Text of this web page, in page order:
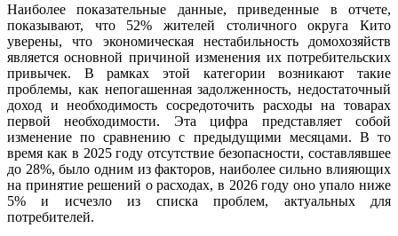
Наиболее показательные данные, приведенные в отчете,
показывают, что 52% жителей столичного округа Кито
уверены, что экономическая нестабильность домохозяйств
является основной причиной изменения их потребительских
привычек. В рамках этой категории возникают такие
проблемы, как непогашенная задолженность, недостаточный
доход и необходимость сосредоточить расходы на товарах
первой необходимости. Эта цифра представляет собой
изменение по сравнению с предыдущими месяцами. В то
время как в 2025 году отсутствие безопасности, составлявшее
до 28%, было одним из факторов, наиболее сильно влияющих
на принятие решений о расходах, в 2026 году оно упало ниже
5% и исчезло из списка проблем, актуальных для
потребителей.